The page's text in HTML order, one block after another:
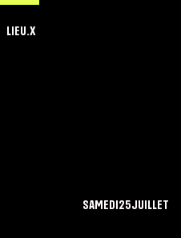
LIEU.X
SAMEDI 25JUILLET